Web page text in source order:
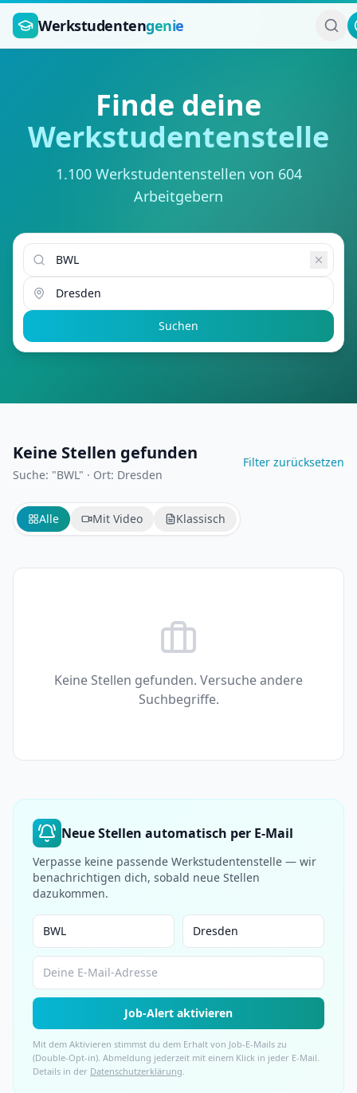
Zum Hauptinhalt springen
Werkstudentengenie
Finde deine
Werkstudentenstelle
1.100 Werkstudentenstellen von 604
Arbeitgebern
Suchen
Keine Stellen gefunden
Suche: "BWL" · Ort: Dresden
Filter zurücksetzen
Alle Mit Video Klassisch
Keine Stellen gefunden. Versuche andere
Suchbegriffe.
Neue Stellen automatisch per E-Mail
Verpasse keine passende Werkstudentenstelle — wir
benachrichtigen dich, sobald neue Stellen
dazukommen.
Job-Alert aktivieren
Mit dem Aktivieren stimmst du dem Erhalt von Job-E-Mails zu
(Double-Opt-in). Abmeldung jederzeit mit einem Klick in jeder E-Mail.
Details in der Datenschutzerklärung.